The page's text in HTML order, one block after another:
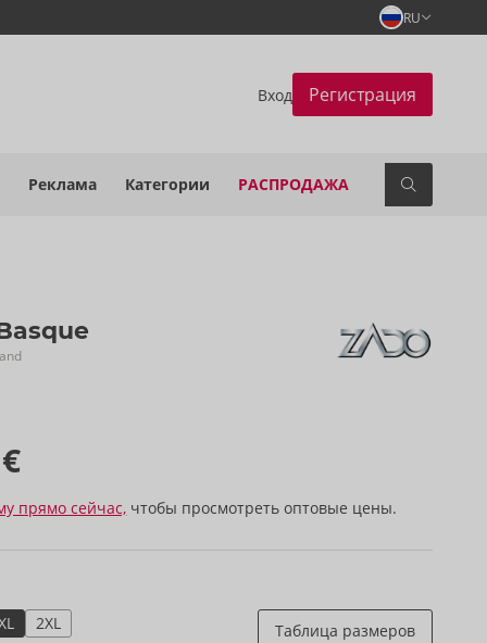
RU
Вход Регистрация
Реклама Категории РАСПРОДАЖА
прямо сейчас, чтобы просмотреть оптовые цены.
2XL Таблица размеров